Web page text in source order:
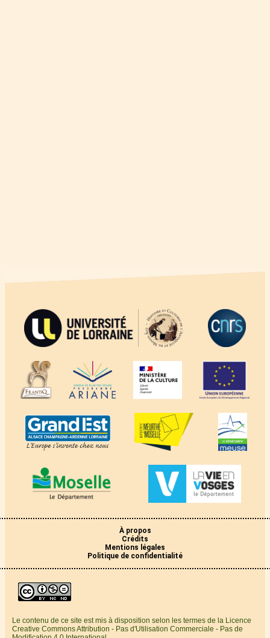
À propos
Crédits
Mentions légales
Politique de confidentialité
Le contenu de ce site est mis à disposition selon les termes de la Licence
Creative Commons Attribution - Pas d'Utilisation Commerciale - Pas de